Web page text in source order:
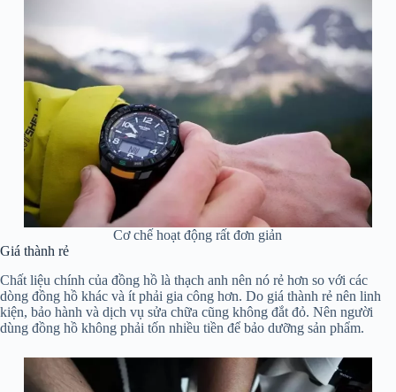
Cơ chế hoạt động rất đơn giản
Giá thành rẻ
Chất liệu chính của đồng hồ là thạch anh nên nó rẻ hơn so với các
dòng đồng hồ khác và ít phải gia công hơn. Do giá thành rẻ nên linh
kiện, bảo hành và dịch vụ sửa chữa cũng không đắt đỏ. Nên người
dùng đồng hồ không phải tốn nhiều tiền để bảo dưỡng sản phẩm.